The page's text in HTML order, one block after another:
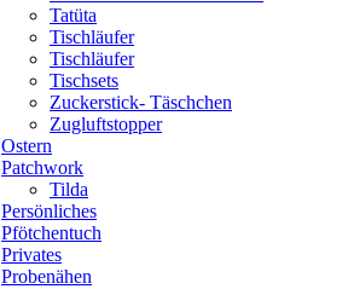
Tatüta
Tischläufer
Tischläufer
Tischsets
Zuckerstick- Täschchen
Zugluftstopper
Ostern
Patchwork
Tilda
Persönliches
Pfötchentuch
Privates
Probenähen